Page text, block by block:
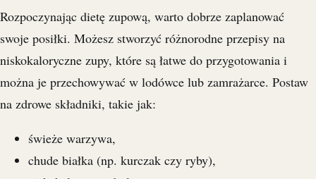
Rozpoczynając dietę zupową, warto dobrze zaplanować
swoje posiłki. Możesz stworzyć różnorodne przepisy na
niskokaloryczne zupy, które są łatwe do przygotowania i
można je przechowywać w lodówce lub zamrażarce. Postaw
na zdrowe składniki, takie jak:
świeże warzywa,
chude białka (np. kurczak czy ryby),